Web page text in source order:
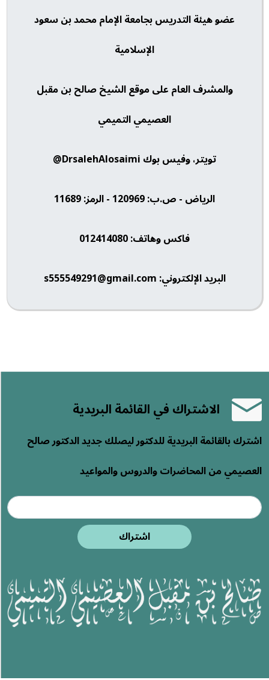
عضو هيئة التدريس بجامعة الإمام محمد بن سعود
الإسلامية
والمشرف العام على موقع الشيخ صالح بن مقبل
العصيمي التميمي
تويتر، وفيس بوك DrsalehAlosaimi@
الرياض - ص.ب: 120969 - الرمز: 11689
فاكس وهاتف: 012414080
البريد الإلكتروني: s555549291@gmail.com
الاشتراك في القائمة البريدية
اشترك بالقائمة البريدية للدكتور ليصلك جديد الدكتور صالح
العصيمي من المحاضرات والدروس والمواعيد
اشتراك